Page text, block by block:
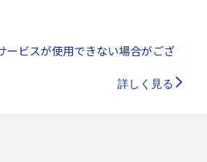
ービスが使用できない場合がござ
詳しく見る